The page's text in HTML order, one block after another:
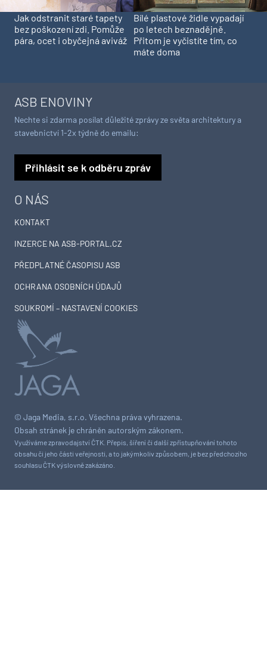
Jak odstranit staré tapety
bez poškození zdi. Pomůže
pára, ocet i obyčejná aviváž
Bílé plastové židle vypadají
po letech beznadějně.
Přitom je vyčistíte tím, co
máte doma
© Jaga Media, s.r.o. Všechna práva vyhrazena.
Obsah stránek je chráněn autorským zákonem.
Využíváme zpravodajství ČTK. Přepis, šíření či další zpřístupňování tohoto
obsahu či jeho části veřejnosti, a to jakýmkoliv způsobem, je bez předchozího
souhlasu ČTK výslovně zakázáno.
O NÁS
KONTAKT
INZERCE NA ASB-PORTAL.CZ
PŘEDPLATNÉ ČASOPISU ASB
OCHRANA OSOBNÍCH ÚDAJŮ
SOUKROMÍ – NASTAVENÍ COOKIES
ASB ENOVINY
Nechte si zdarma posílat důležité zprávy ze světa architektury a
stavebnictví 1-2x týdně do emailu:
Přihlásit se k odběru zpráv